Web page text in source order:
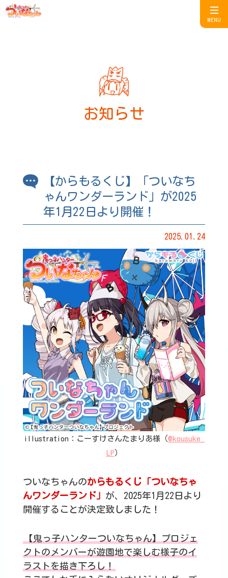
MENU
お知らせ
【からもるくじ】「ついなち
ゃんワンダーランド」が2025
年1月22日より開催！
2025.01.24
illustration：こーすけさんたまりあ様（@kousuke_
LP ）
ついなちゃんのからもるくじ「ついなちゃ
んワンダーランド」 が、2025年1月22日より
開催することが決定致しました！
【鬼っ子ハンターついなちゃん】プロジェ
クトのメンバーが遊園地で楽しむ様子のイ
ラストを描き下ろし！